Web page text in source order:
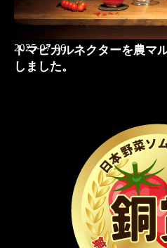
2025-07-06
トマピカルネクターを農
しました。